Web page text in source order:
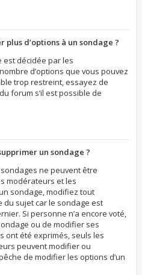
d’options à un sondage ?
est décidée par les
d’options que vous pouvez
trop restreint, essayez de
forum s’il est possible de
un sondage ?
ne peuvent être
modérateurs et les
sondage, modifiez tout
du sujet car le sondage est
Si personne n’a encore voté,
ou de modifier ses
ont été exprimés, seuls les
peuvent modifier ou
de modifier les options d’un